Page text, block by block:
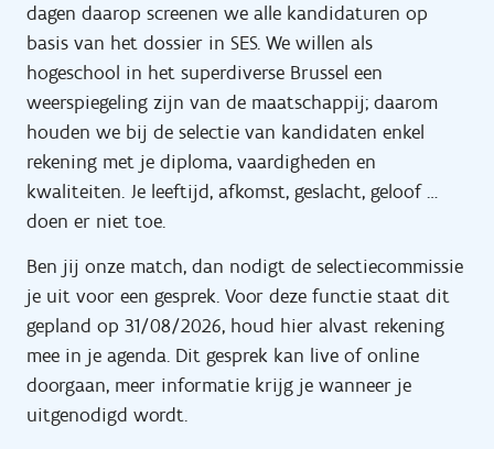
dagen daarop screenen we alle kandidaturen op
basis van het dossier in SES. We willen als
hogeschool in het superdiverse Brussel een
weerspiegeling zijn van de maatschappij; daarom
houden we bij de selectie van kandidaten enkel
rekening met je diploma, vaardigheden en
kwaliteiten. Je leeftijd, afkomst, geslacht, geloof …
doen er niet toe.
Ben jij onze match, dan nodigt de selectiecommissie
je uit voor een gesprek. Voor deze functie staat dit
gepland op 31/08/2026, houd hier alvast rekening
mee in je agenda. Dit gesprek kan live of online
doorgaan, meer informatie krijg je wanneer je
uitgenodigd wordt.